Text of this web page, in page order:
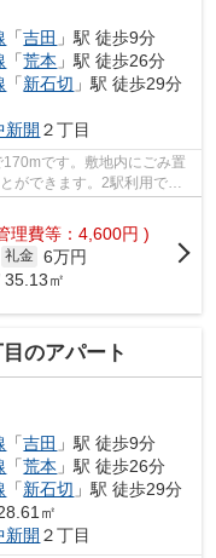
「吉田 」駅 徒歩9分
「荒本 」駅 徒歩26分
「新石切 」駅 徒歩29分
新開 ２丁目
です。敷地内にごみ置
ができます。2駅利用でき
理費等：4,600円 )
礼金 6万円
35.13㎡
のアパート
「吉田 」駅 徒歩9分
「荒本 」駅 徒歩26分
「新石切 」駅 徒歩29分
㎡
新開 ２丁目